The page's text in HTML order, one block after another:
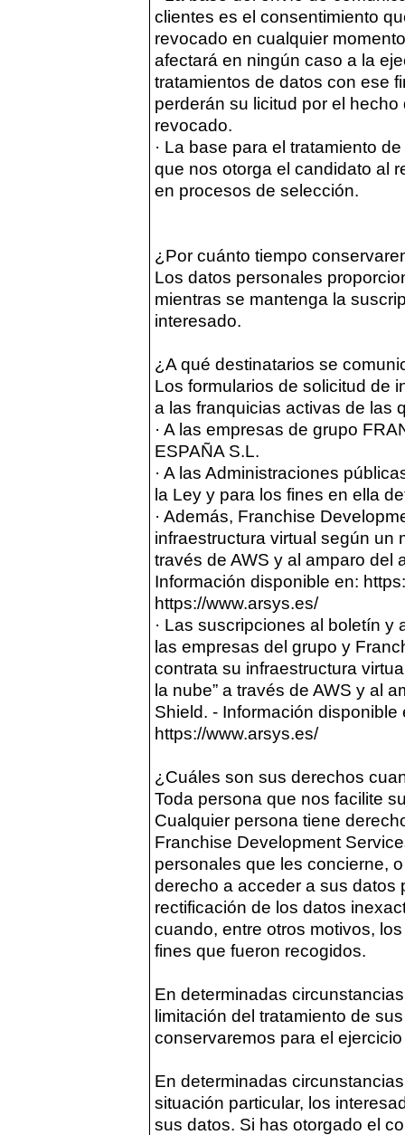
clientes es el consentimiento
revocado en cualquier
afectará en ningún caso a la
tratamientos de datos con ese
perderán su licitud por el
revocado.
· La base para el tratamiento
que nos otorga el candidato al
en procesos de selección.
¿Por cuánto tiempo
Los datos personales
mientras se mantenga la
interesado.
¿A qué destinatarios se
Los formularios de solicitud de
a las franquicias activas de las
· A las empresas de grupo
ESPAÑA S.L.
· A las Administraciones
la Ley y para los fines en ella
· Además, Franchise
infraestructura virtual según un
través de AWS y al amparo del
Información disponible en:
https://www.arsys.es/
· Las suscripciones al boletín
las empresas del grupo y
contrata su infraestructura
la nube” a través de AWS y al
Shield. - Información
https://www.arsys.es/
¿Cuáles son sus derechos
Toda persona que nos facilite
Cualquier persona tiene
Franchise Development
personales que les concierne,
derecho a acceder a sus datos
rectificación de los datos
cuando, entre otros motivos,
fines que fueron recogidos.
En determinadas
limitación del tratamiento de
conservaremos para el
En determinadas
situación particular, los
sus datos. Si has otorgado el